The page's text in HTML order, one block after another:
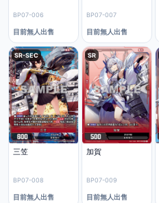
BP07-006
目前無人出售
BP07-007
目前無人出售
SR-SEC
三笠
BP07-008
目前無人出售
SR
加賀
BP07-009
目前無人出售